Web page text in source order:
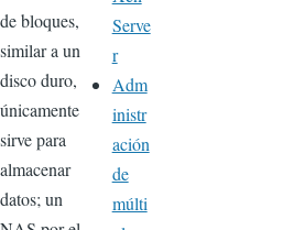
de bloques,
similar a un
disco duro,
únicamente
sirve para
almacenar
datos; un
Serve
r
Adm
inistr
ación
de
múlti